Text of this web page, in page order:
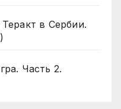
в Сербии.
Часть 2.